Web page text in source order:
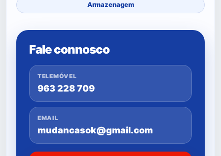
Armazenagem
Fale connosco
TELEMÓVEL
963 228 709
EMAIL
mudancasok@gmail.com